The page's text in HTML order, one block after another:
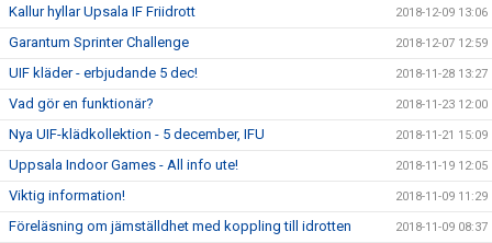
Kallur hyllar Upsala IF Friidrott 2018-12-09 13:06
Garantum Sprinter Challenge 2018-12-07 12:59
UIF kläder - erbjudande 5 dec! 2018-11-28 13:27
Vad gör en funktionär? 2018-11-23 12:00
Nya UIF-klädkollektion - 5 december, IFU 2018-11-21 15:09
Uppsala Indoor Games - All info ute! 2018-11-19 12:05
Viktig information! 2018-11-09 11:29
Föreläsning om jämställdhet med koppling till idrotten 2018-11-09 08:37